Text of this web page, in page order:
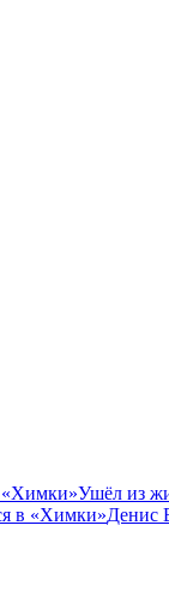
«Химки»Ушёл из
в «Химки»Денис